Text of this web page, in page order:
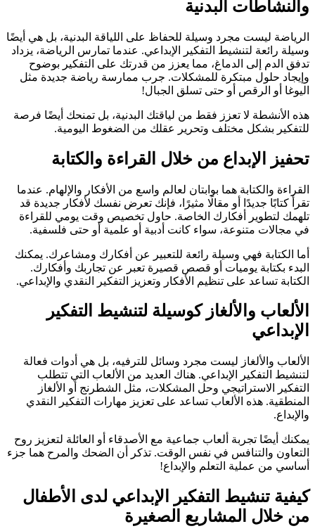
والنشاطات البدنية
الرياضة ليست مجرد وسيلة للحفاظ على اللياقة البدنية، بل هي أيضًا
وسيلة رائعة لتنشيط التفكير الإبداعي. عندما تمارس الرياضة، يزداد
تدفق الدم إلى الدماغ، مما يعزز من قدرتك على التفكير بوضوح
وإيجاد حلول مبتكرة للمشكلات. جرب ممارسة رياضة جديدة مثل
اليوغا أو الرقص أو حتى تسلق الجبال!
هذه الأنشطة لا تعزز فقط من لياقتك البدنية، بل تمنحك أيضًا فرصة
للتفكير بشكل مختلف وتحرير عقلك من الضغوط اليومية.
تحفيز الإبداع من خلال القراءة والكتابة
القراءة والكتابة هما بوابتان لعالم واسع من الأفكار والإلهام. عندما
تقرأ كتابًا جديدًا أو مقالًا مثيرًا، فإنك تعرض نفسك لأفكار جديدة قد
تلهمك لتطوير أفكارك الخاصة. حاول تخصيص وقت يومي للقراءة
في مجالات متنوعة، سواء كانت أدبية أو علمية أو حتى فلسفية.
أما الكتابة فهي وسيلة رائعة للتعبير عن أفكارك ومشاعرك. يمكنك
البدء بكتابة يوميات أو قصص قصيرة تعبر عن تجاربك وأفكارك.
الكتابة تساعد على تنظيم الأفكار وتعزيز التفكير النقدي والإبداعي.
الألعاب والألغاز كوسيلة لتنشيط التفكير
الإبداعي
الألعاب والألغاز ليست مجرد وسائل للترفيه، بل هي أدوات فعالة
لتنشيط التفكير الإبداعي. هناك العديد من الألعاب التي تتطلب
التفكير الاستراتيجي وحل المشكلات، مثل الشطرنج أو الألغاز
المنطقية. هذه الألعاب تساعد على تعزيز مهارات التفكير النقدي
والإبداع.
يمكنك أيضًا تجربة ألعاب جماعية مع الأصدقاء أو العائلة لتعزيز روح
التعاون والتنافس في نفس الوقت. تذكر أن الضحك والمرح هما جزء
أساسي من عملية التعلم والإبداع!
كيفية تنشيط التفكير الإبداعي لدى الأطفال
من خلال المشاريع الصغيرة